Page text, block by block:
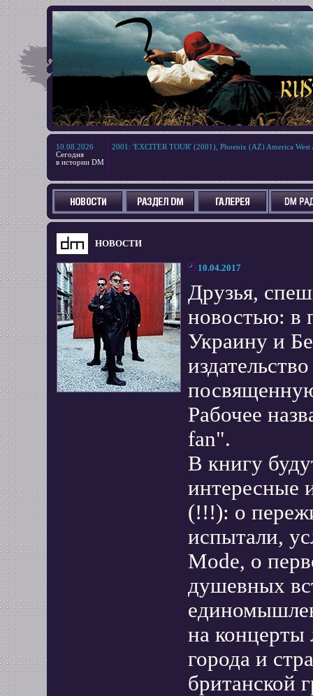
10.08.2026
Сегодня
в истории DM
2001 : 'EXCITER TOUR' (2001), Phoenix (AZ) America West
НОВОСТИ
10.04.2017
Друзья,
новостью: в
Украину и
Рабочее
fan".
В книгу
интересные
(!!!): о
испытали,
Mode, о
душевных
на
города и
британской